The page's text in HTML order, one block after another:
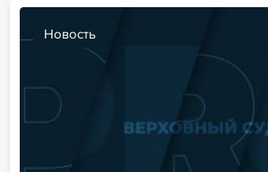
Новость